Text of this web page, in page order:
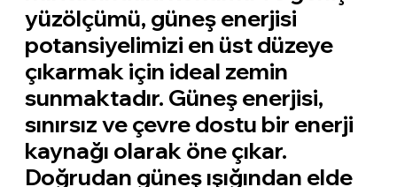
yüzölçümü, güneş enerjisi
potansiyelimizi en üst düzeye
çıkarmak için ideal zemin
sunmaktadır. Güneş enerjisi,
sınırsız ve çevre dostu bir enerji
kaynağı olarak öne çıkar.
Doğrudan güneş ışığından elde